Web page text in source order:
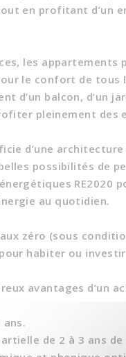
en profitant d’un
les appartements
le confort de tous
d’un balcon, d’un
pleinement des
d’une
possibilités de
RE2020
au quotidien.
zéro (sous
habiter ou
avantages d’un
de 2 à 3 ans